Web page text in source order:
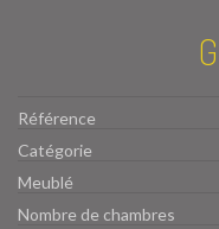
Référence
Catégorie
Meublé
Nombre de chambres